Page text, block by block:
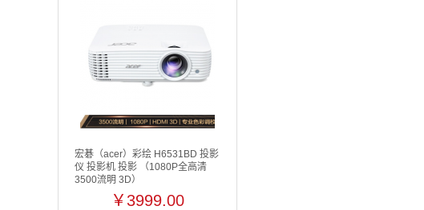
宏碁（acer）彩绘 H6531BD 投影
仪 投影机 投影 （1080P全高清
3500流明 3D）
￥3999.00